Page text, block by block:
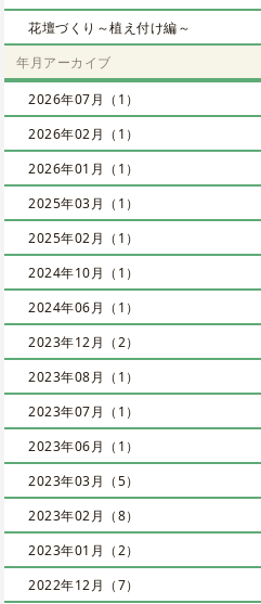
花壇づくり～植え付け編～
年月アーカイブ
2026年07月（1）
2026年02月（1）
2026年01月（1）
2025年03月（1）
2025年02月（1）
2024年10月（1）
2024年06月（1）
2023年12月（2）
2023年08月（1）
2023年07月（1）
2023年06月（1）
2023年03月（5）
2023年02月（8）
2023年01月（2）
2022年12月（7）